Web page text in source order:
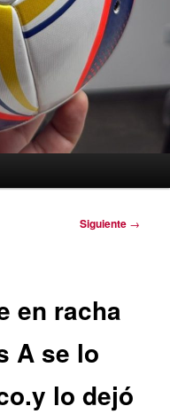
Siguiente →
en racha
A se lo
lo dejó